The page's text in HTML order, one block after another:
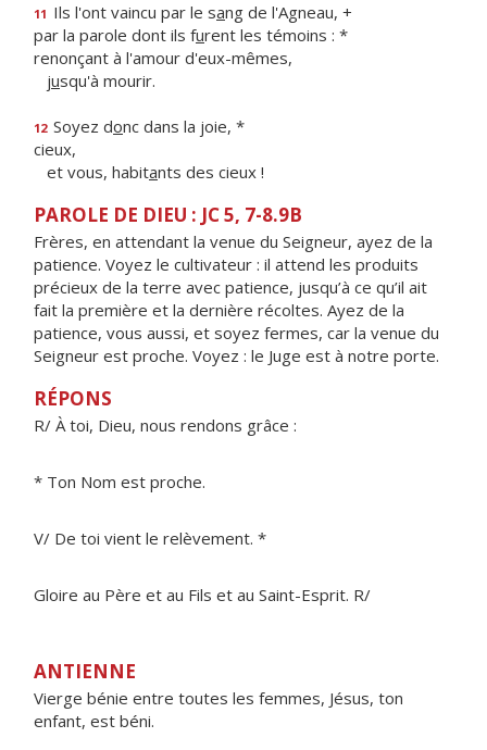
11 Ils l'ont vaincu par le sang de l'Agneau, +
par la parole dont ils furent les témoins : *
renonçant à l'amour d'eux-mêmes,
jusqu'à mourir.
12 Soyez donc dans la joie, *
cieux,
et vous, habitants des cieux !
PAROLE DE DIEU : JC 5, 7-8.9B
Frères, en attendant la venue du Seigneur, ayez de la
patience. Voyez le cultivateur : il attend les produits
précieux de la terre avec patience, jusqu’à ce qu’il ait
fait la première et la dernière récoltes. Ayez de la
patience, vous aussi, et soyez fermes, car la venue du
Seigneur est proche. Voyez : le Juge est à notre porte.
RÉPONS
R/ À toi, Dieu, nous rendons grâce :
* Ton Nom est proche.
V/ De toi vient le relèvement. *
Gloire au Père et au Fils et au Saint-Esprit. R/
ANTIENNE
Vierge bénie entre toutes les femmes, Jésus, ton
enfant, est béni.